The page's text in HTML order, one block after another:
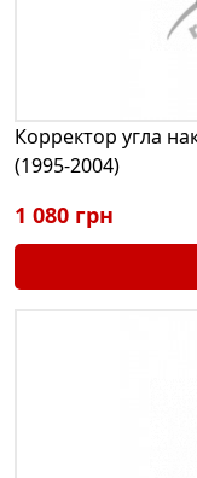
Корректор угла
(1995-2004)
1 080 грн